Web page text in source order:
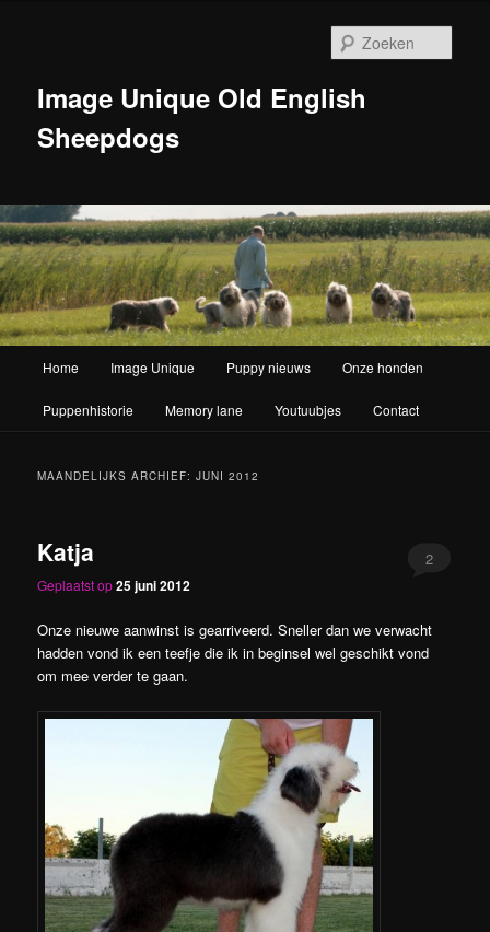
Image Unique Old English
Sheepdogs
Spring naar de primaire inhoud
Spring naar de secundaire inhoud
Home Image Unique Puppy nieuws Onze honden
Puppenhistorie Memory lane Youtuubjes Contact
MAANDELIJKS ARCHIEF:JUNI 2012
Katja
Geplaatst op25 juni 2012
2
Onze nieuwe aanwinst is gearriveerd. Sneller dan we verwacht
hadden vond ik een teefje die ik in beginsel wel geschikt vond
om mee verder te gaan.